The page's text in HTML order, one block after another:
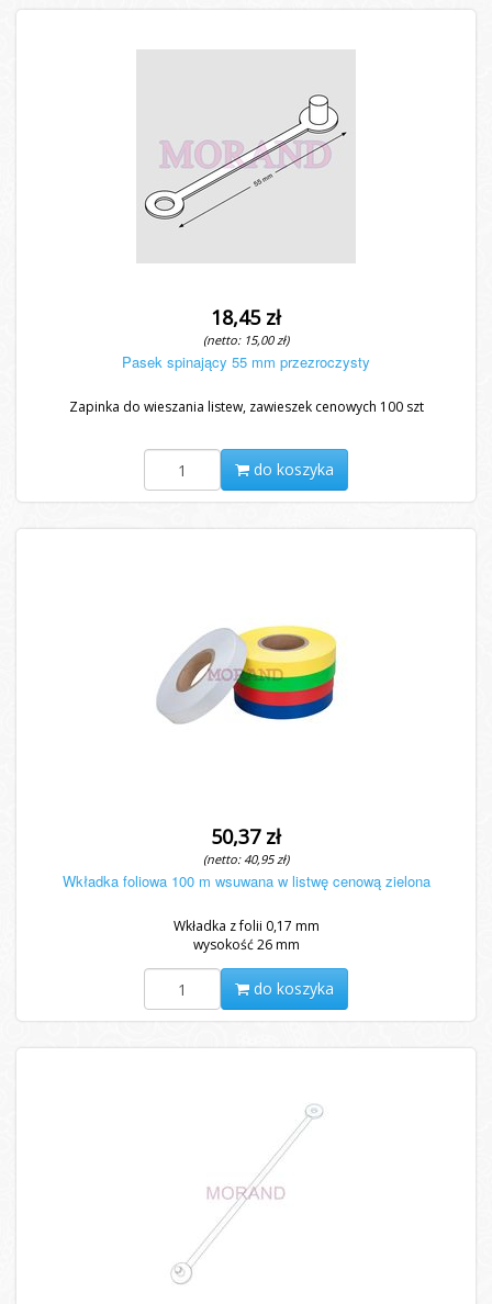
18,45 zł
(netto: 15,00 zł)
Pasek spinający 55 mm przezroczysty
Zapinka do wieszania listew, zawieszek cenowych 100 szt
do koszyka
50,37 zł
(netto: 40,95 zł)
Wkładka foliowa 100 m wsuwana w listwę cenową zielona
Wkładka z folii 0,17 mm
wysokość 26 mm
do koszyka